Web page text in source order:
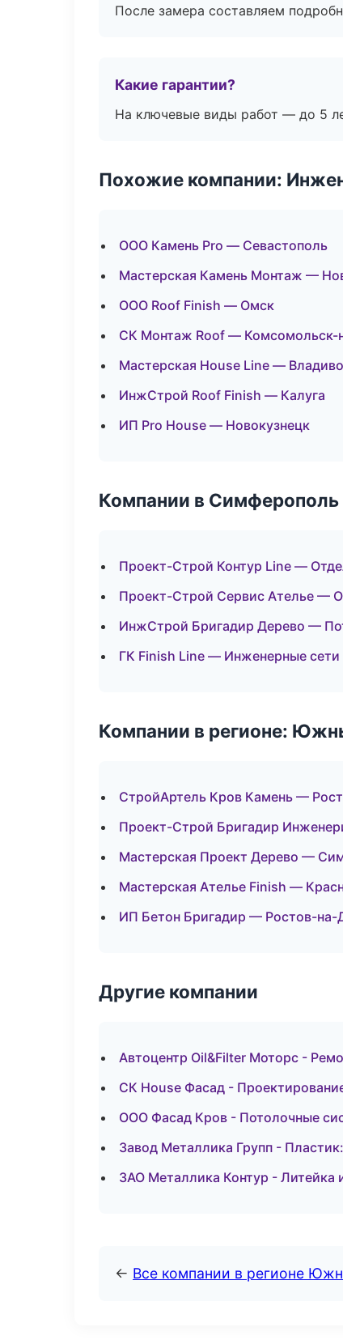
После замера составляем
Какие гарантии?
На ключевые виды работ — до 5
Похожие компании:
ООО Камень Pro — Севастополь
Мастерская Камень Монтаж —
ООО Roof Finish — Омск
СК Монтаж Roof — Комсомольск-
Мастерская House Line —
ИнжСтрой Roof Finish — Калуга
ИП Pro House — Новокузнецк
Компании в Симферополь
Проект-Строй Контур Line —
Проект-Строй Сервис Ателье —
ИнжСтрой Бригадир Дерево —
ГК Finish Line — Инженерные сети
Компании в регионе:
СтройАртель Кров Камень —
Проект-Строй Бригадир
Мастерская Проект Дерево —
Мастерская Ателье Finish —
ИП Бетон Бригадир — Ростов-на-
Другие компании
Автоцентр Oil&Filter Моторс -
СК House Фасад -
ООО Фасад Кров - Потолочные
Завод Металлика Групп -
ЗАО Металлика Контур - Литейка
← Все компании в регионе